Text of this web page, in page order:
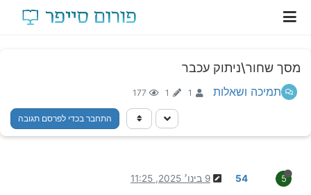
מסך שחור\ניתוק עכבר
תמיכה ושאלות 1
1
177
התחבר בכדי לפרסם תגובה
5
54 9 בינו׳ 2025, 11:25